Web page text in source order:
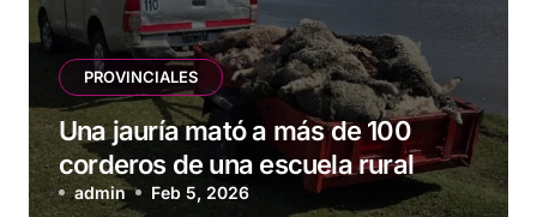
PROVINCIALES
Una jauría mató a más de 100
corderos de una escuela rural
admin Feb 5, 2026